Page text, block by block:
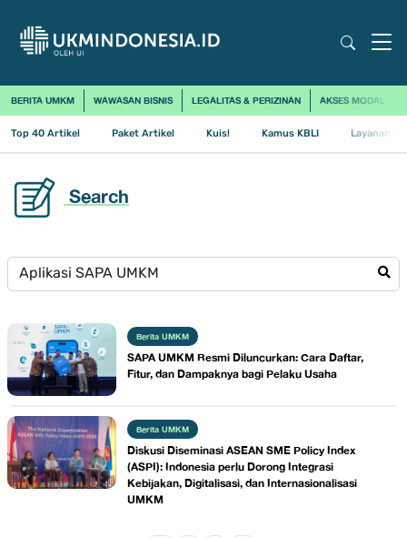
BERITA UMKM WAWASAN BISNIS LEGALITAS & PERIZINAN AKSES MODAL
Top 40 Artikel Paket Artikel Kuis! Kamus KBLI Layanan
Search
Berita UMKM
SAPA UMKM Resmi Diluncurkan: Cara Daftar,
Fitur, dan Dampaknya bagi Pelaku Usaha
Berita UMKM
Diskusi Diseminasi ASEAN SME Policy Index
(ASPI): Indonesia perlu Dorong Integrasi
Kebijakan, Digitalisasi, dan Internasionalisasi
UMKM